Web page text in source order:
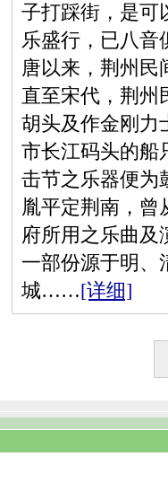
子打踩街，是可
乐盛行，已八音
唐以来，荆州民
直至宋代，荆州
胡头及作金刚力
市长江码头的船
击节之乐器便为
胤平定荆南，曾
府所用之乐曲及
一部份源于明、
城……[详细]